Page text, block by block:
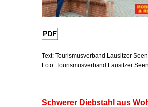
Text: Tourismusverband Lausitzer
Foto: Tourismusverband Lausitzer
Schwerer Diebstahl aus